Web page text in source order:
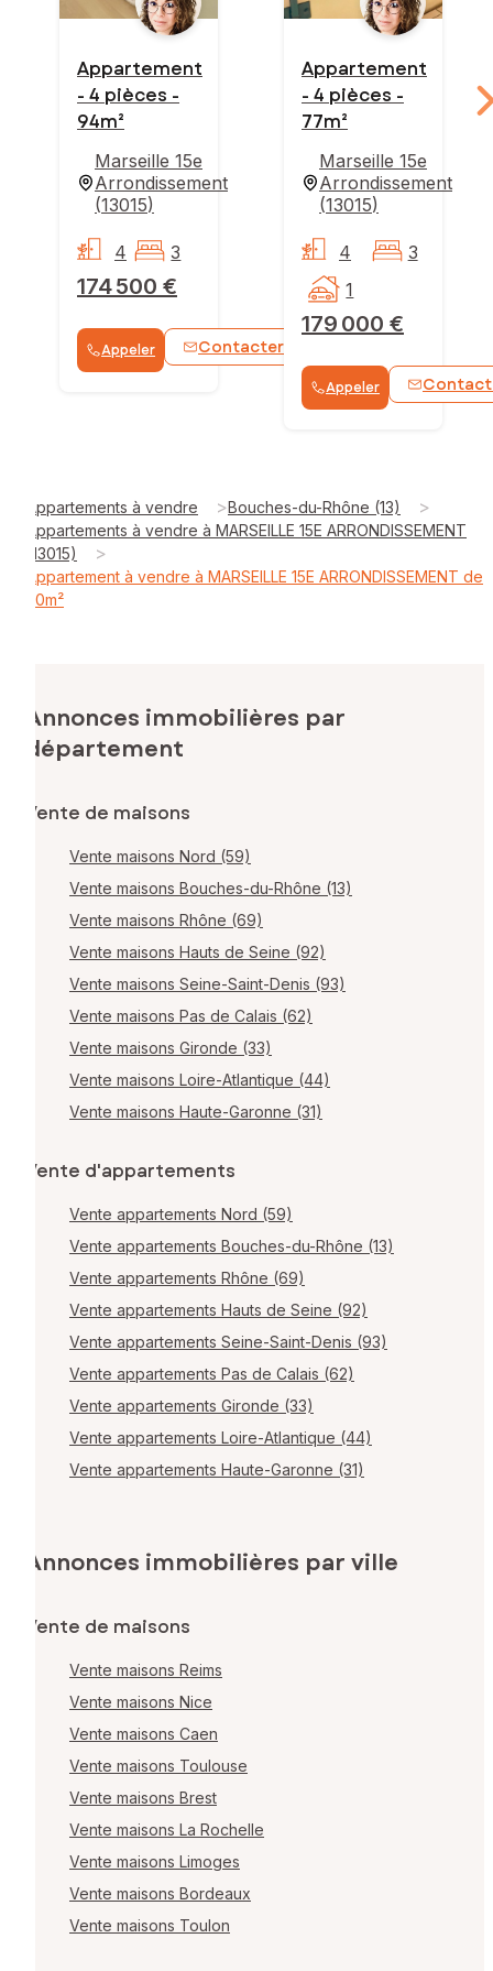
Appartement
- 4 pièces -
94m²
Marseille 15e
Arrondissement
(13015)
174 500 €
4 3
Appeler Contacter
Appartement
- 4 pièces -
77m²
Marseille 15e
Arrondissement
(13015)
179 000 €
4
3
1
Appeler
Appartements à vendre >Bouches-du-Rhône (13) >
Appartements à vendre à MARSEILLE 15E ARRONDISSEMENT
(13015)
>
Appartement à vendre à MARSEILLE 15E ARRONDISSEMENT de
50m²
Annonces immobilières par
département
Vente de maisons
Vente maisons Nord (59)
Vente maisons Bouches-du-Rhône (13)
Vente maisons Rhône (69)
Vente maisons Hauts de Seine (92)
Vente maisons Seine-Saint-Denis (93)
Vente maisons Pas de Calais (62)
Vente maisons Gironde (33)
Vente maisons Loire-Atlantique (44)
Vente maisons Haute-Garonne (31)
Vente d'appartements
Vente appartements Nord (59)
Vente appartements Bouches-du-Rhône (13)
Vente appartements Rhône (69)
Vente appartements Hauts de Seine (92)
Vente appartements Seine-Saint-Denis (93)
Vente appartements Pas de Calais (62)
Vente appartements Gironde (33)
Vente appartements Loire-Atlantique (44)
Vente appartements Haute-Garonne (31)
Annonces immobilières par ville
Vente de maisons
Vente maisons Reims
Vente maisons Nice
Vente maisons Caen
Vente maisons Toulouse
Vente maisons Brest
Vente maisons La Rochelle
Vente maisons Limoges
Vente maisons Bordeaux
Vente maisons Toulon